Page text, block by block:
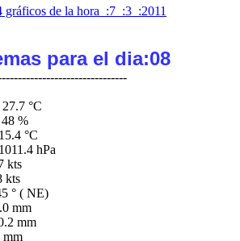
de la hora  :7  :3  :2011
para el dia:08
°C
%
°C
hPa
kts
kts
° ( NE)
mm
mm
mm